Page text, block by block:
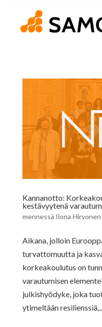
Kannanotto:
kestävyytenä
mennessä Ilona Hirvonen
Aikana, jolloin
turvattomuutta ja
korkeakoulutus on
varautumisen
julkishyödyke, joka
ytimeltään resilienssiä,...